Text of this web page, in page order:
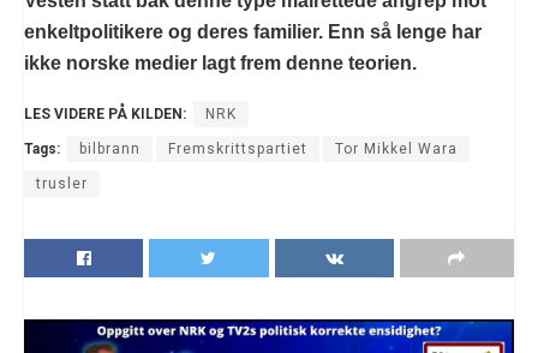
enkeltpolitikere og deres familier. Enn så lenge har
ikke norske medier lagt frem denne teorien.
LES VIDERE PÅ KILDEN: NRK
Tags: bilbrann Fremskrittspartiet Tor Mikkel Wara
trusler